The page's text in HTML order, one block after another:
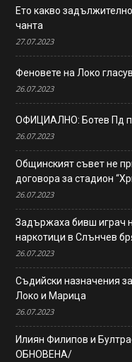
Ето какво
чанта
27.07.2023
Феновете на Локо
26.07.2023
ОФИЦИАЛНО: Ботев Пд
26.07.2023
Общинският съвет не
договора за стадион
26.07.2023
Задържаха бивш играч
наркотици в Слънчев
26.07.2023
Съдийски назначения
Локо и Марица
26.07.2023
Илиян Филипов и
ОБНОВЕНА/